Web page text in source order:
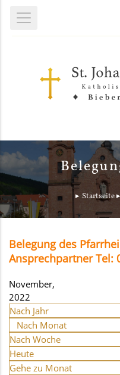
Startseite
Belegung des
Ansprechpartner Tel:
November,
2022
Nach Jahr
Nach Monat
Nach Woche
Heute
Gehe zu Monat